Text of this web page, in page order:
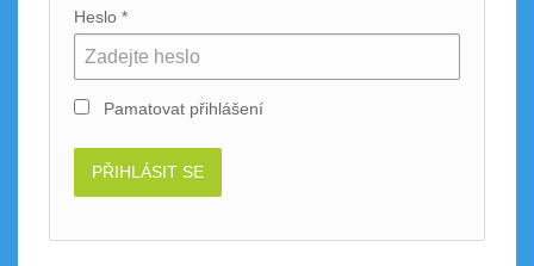
Heslo *
Pamatovat přihlášení
PŘIHLÁSIT SE